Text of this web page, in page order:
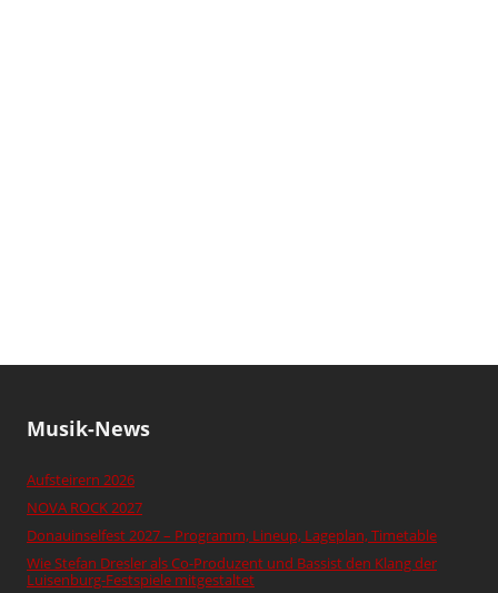
Musik-News
Aufsteirern 2026
NOVA ROCK 2027
Donauinselfest 2027 – Programm, Lineup, Lageplan, Timetable
Wie Stefan Dresler als Co-Produzent und Bassist den Klang der
Luisenburg-Festspiele mitgestaltet